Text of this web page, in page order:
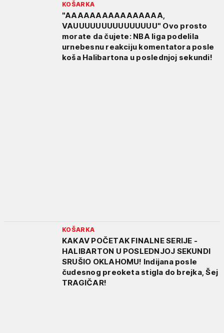
KOŠARKA
"AAAAAAAAAAAAAAAA,
VAUUUUUUUUUUUUUUU" Ovo prosto
morate da čujete: NBA liga podelila
urnebesnu reakciju komentatora posle
koša Halibartona u poslednjoj sekundi!
KOŠARKA
KAKAV POČETAK FINALNE SERIJE -
HALIBARTON U POSLEDNJOJ SEKUNDI
SRUŠIO OKLAHOMU! Indijana posle
čudesnog preoketa stigla do brejka, Šej
TRAGIČAR!